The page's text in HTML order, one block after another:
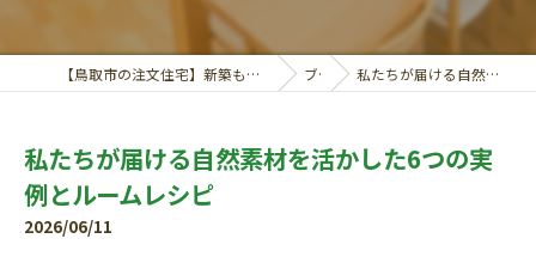
【鳥取市の注文住宅】新築も対応の工務店｜価格相談受付中｜有限会社マエタ木材 ブログ 私たちが届ける自然素材を活かした6つの実例とルームレシピ
私たちが届ける自然素材を活かした6つの実
例とルームレシピ
2026/06/11